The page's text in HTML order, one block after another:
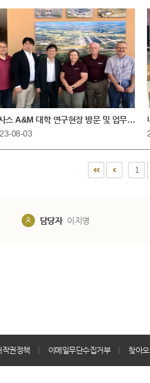
(UKC) 참석
스 A&M 대학 연구현장 방문 및 업무협의
08-03
1
담당자 이지영
작권정책 이메일무단수집거부 찾아